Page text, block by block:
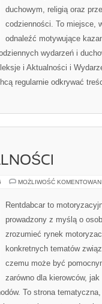
duchowym, religią oraz
codzienności. To miejsce,
odnaleźć motywujące
wydarzeń i
i Aktualności i
regularnie odkrywać
MOŻLIWOŚĆ
Rentdabcar to
prowadzony z myślą o
zrozumieć rynek
konkretnych tematów
czemu może być
zarówno dla kierowców,
To strona